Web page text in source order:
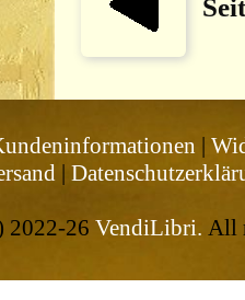
|
|
2022-26 VendiLibri. All